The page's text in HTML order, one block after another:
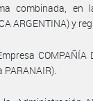
combinada, en
ARGENTINA) y
COMPAÑÍA